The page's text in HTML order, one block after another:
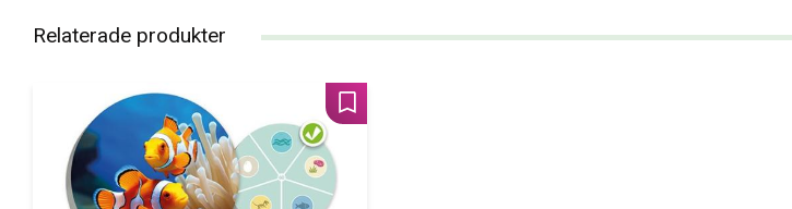
Relaterade produkter
Lägg till i favoriter